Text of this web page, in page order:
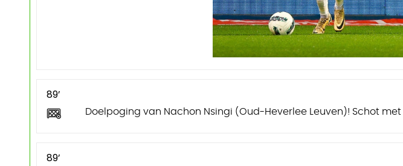
89’
Doelpoging van Nachon Nsingi (Oud-Heverlee Leuven)! Schot
89’